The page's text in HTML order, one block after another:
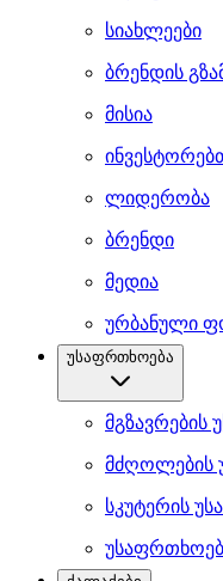
სიახლეები
ბრენდის
მისია
ლიდერობა
ბრენდი
მედია
ურბანული
უსაფრთხოება
მგზავრების
მძღოლების
სკუტერის